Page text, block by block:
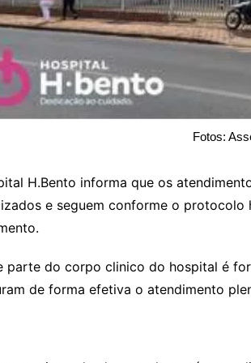
Fotos:
H.Bento informa que os
e seguem conforme o protocolo
parte do corpo clinico do hospital é
de forma efetiva o atendimento